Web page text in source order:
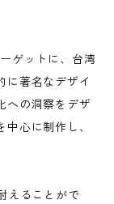
ゲットに、台湾
に著名なデザイ
への洞察をデザ
心に制作し、
えることがで